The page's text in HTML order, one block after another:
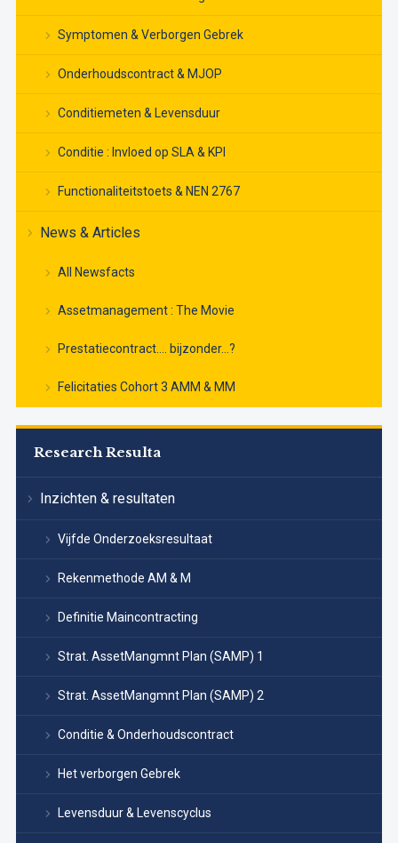
Symptomen & Verborgen Gebrek
Onderhoudscontract & MJOP
Conditiemeten & Levensduur
Conditie : Invloed op SLA & KPI
Functionaliteitstoets & NEN 2767
News & Articles
All Newsfacts
Assetmanagement : The Movie
Prestatiecontract…. bijzonder…?
Felicitaties Cohort 3 AMM & MM
Research Resulta
Inzichten & resultaten
Vijfde Onderzoeksresultaat
Rekenmethode AM & M
Definitie Maincontracting
Strat. AssetMangmnt Plan (SAMP) 1
Strat. AssetMangmnt Plan (SAMP) 2
Conditie & Onderhoudscontract
Het verborgen Gebrek
Levensduur & Levenscyclus